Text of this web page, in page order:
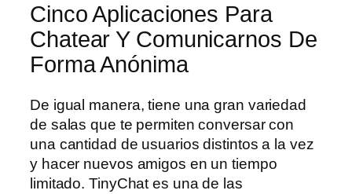
Cinco Aplicaciones Para
Chatear Y Comunicarnos De
Forma Anónima
De igual manera, tiene una gran variedad
de salas que te permiten conversar con
una cantidad de usuarios distintos a la vez
y hacer nuevos amigos en un tiempo
limitado. TinyChat es una de las